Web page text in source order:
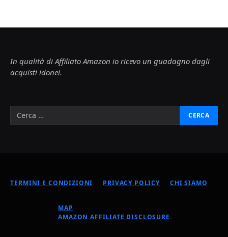
In qualità di Affiliato Amazon io ricevo un guadagno dagli
acquisti idonei.
TERMINI E CONDIZIONI PRIVACY POLICY CHI SIAMO
MAP
AMAZON AFFILIATE DISCLOSURE